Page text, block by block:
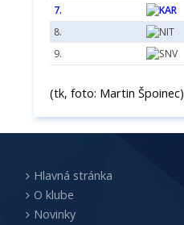
7.
8.
9.
(tk, foto: Martin Špoinec)
Hlavná stránka
O klube
Novinky